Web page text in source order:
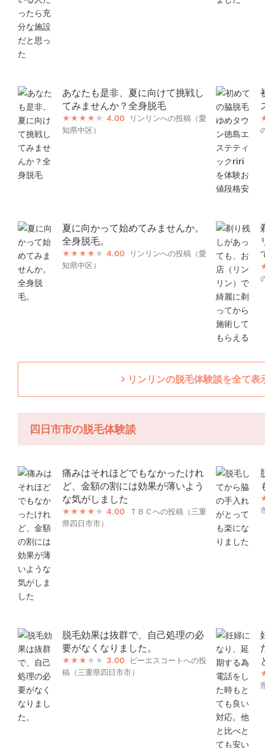
あなたも是非、夏に向けて挑戦し
てみませんか？全身脱毛
4.00
リンリンへの投稿（愛
知県中区）
夏に向かって始めてみませんか。
全身脱毛。
4.00
リンリンへの投稿（愛
知県中区）
リンリンの脱毛体験談を全て
四日市市の脱毛体験談
痛みはそれほどでもなかったけれ
ど、金額の割には効果が薄いよう
な気がしました
4.00
ＴＢＣへの投稿（三重
県四日市市）
脱毛効果は抜群で、自己処理の必
要がなくなりました。
3.00
ビーエスコートへの投
稿（三重県四日市市）